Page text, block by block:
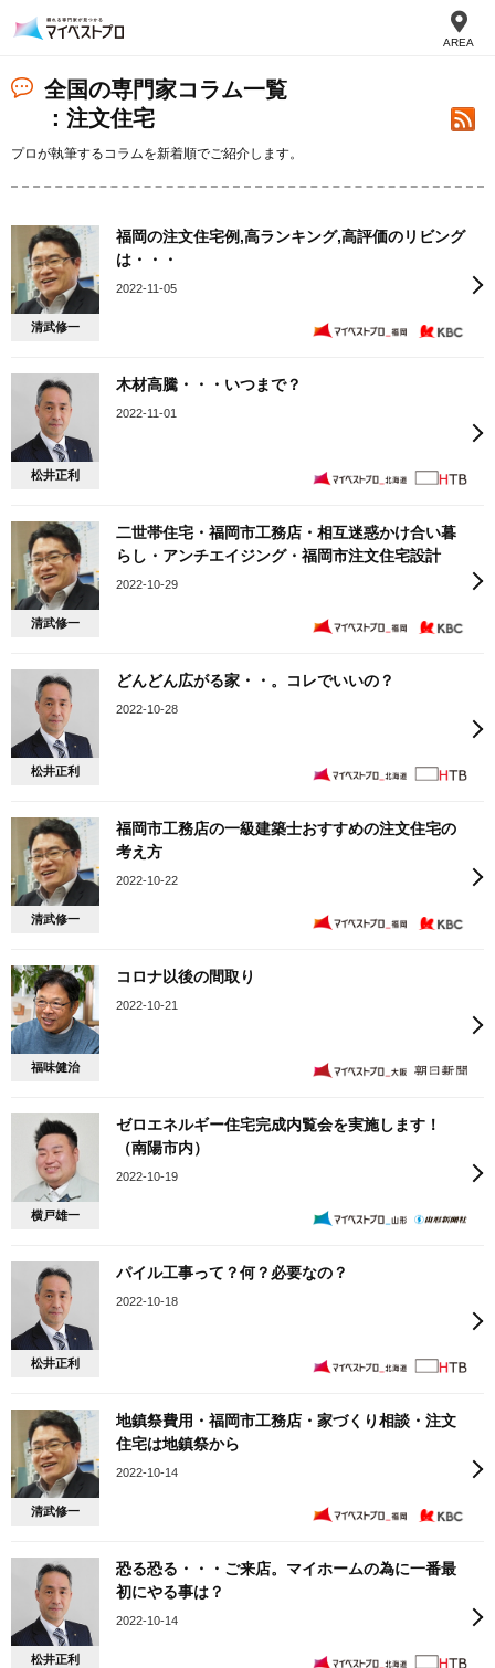
AREA
全国の専門家コラム一覧
：注文住宅
プロが執筆するコラムを新着順でご紹介します。
清武修一
福岡の注文住宅例,高ランキング,高評価のリビング
は・・・
2022-11-05
松井正利
木材高騰・・・いつまで？
2022-11-01
清武修一
二世帯住宅・福岡市工務店・相互迷惑かけ合い暮
らし・アンチエイジング・福岡市注文住宅設計
2022-10-29
松井正利
どんどん広がる家・・。コレでいいの？
2022-10-28
清武修一
福岡市工務店の一級建築士おすすめの注文住宅の
考え方
2022-10-22
福味健治
コロナ以後の間取り
2022-10-21
横戸雄一
ゼロエネルギー住宅完成内覧会を実施します！
（南陽市内）
2022-10-19
松井正利
パイル工事って？何？必要なの？
2022-10-18
清武修一
地鎮祭費用・福岡市工務店・家づくり相談・注文
住宅は地鎮祭から
2022-10-14
松井正利
恐る恐る・・・ご来店。マイホームの為に一番最
初にやる事は？
2022-10-14